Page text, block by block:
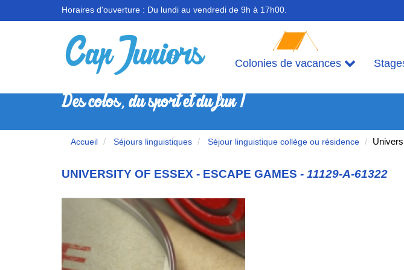
Horaires d'ouverture : Du lundi au vendredi de 9h à 17h00.
Colonies de vacances
Des colos, du sport et du fun !
Accueil Séjours linguistiques Séjour linguistique collège ou résidence
UNIVERSITY OF ESSEX - ESCAPE GAMES - 11129-A-61322
Previous